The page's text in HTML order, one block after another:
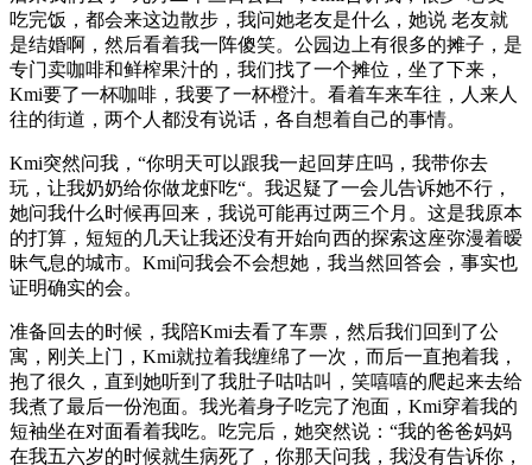
吃完饭，都会来这边散步，我问她老友是什么，她说 老友就
是结婚啊，然后看着我一阵傻笑。公园边上有很多的摊子，是
专门卖咖啡和鲜榨果汁的，我们找了一个摊位，坐了下来，
Kmi要了一杯咖啡，我要了一杯橙汁。看着车来车往，人来人
往的街道，两个人都没有说话，各自想着自己的事情。
Kmi突然问我，“你明天可以跟我一起回芽庄吗，我带你去
玩，让我奶奶给你做龙虾吃“。我迟疑了一会儿告诉她不行，
她问我什么时候再回来，我说可能再过两三个月。这是我原本
的打算，短短的几天让我还没有开始向西的探索这座弥漫着暧
昧气息的城市。Kmi问我会不会想她，我当然回答会，事实也
证明确实的会。
准备回去的时候，我陪Kmi去看了车票，然后我们回到了公
寓，刚关上门，Kmi就拉着我缠绵了一次，而后一直抱着我，
抱了很久，直到她听到了我肚子咕咕叫，笑嘻嘻的爬起来去给
我煮了最后一份泡面。我光着身子吃完了泡面，Kmi穿着我的
短袖坐在对面看着我吃。吃完后，她突然说：“我的爸爸妈妈
在我五六岁的时候就生病死了，你那天问我，我没有告诉你，